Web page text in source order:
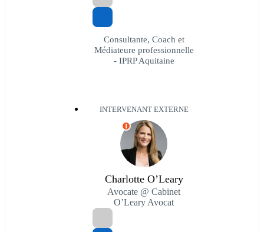
Consultante, Coach et
Médiateure professionnelle
- IPRP Aquitaine
INTERVENANT EXTERNE
I
Charlotte O’Leary
Avocate @ Cabinet
O’Leary Avocat